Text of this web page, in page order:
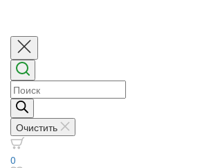
Поиск
товаров
Очистить
0